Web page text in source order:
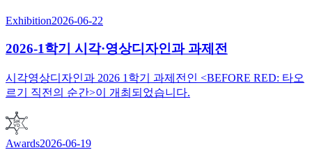
Exhibition2026-06-22
2026-1학기 시각·영상디자인과 과제전
시각영상디자인과 2026 1학기 과제전인 <BEFORE RED: 타오
르기 직전의 순간>이 개최되었습니다.
Awards2026-06-19